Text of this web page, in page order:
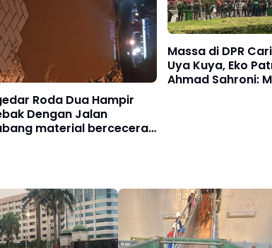
Roda Dua Hampir
Dengan Jalan
material berceceran
Massa di DPR
Uya Kuya, Eko
Ahmad Sahroni: